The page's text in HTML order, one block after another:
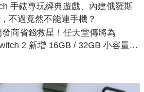
手錶專玩經典遊戲、內建俄羅斯
不過竟然不能連手機？
發商省錢救星！任天堂傳將為
2 新增 16GB / 32GB 小容量遊